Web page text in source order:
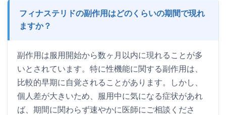
フィナステリドの副作用はどのくらいの期間で現れ
ますか？
副作用は服用開始から数ヶ月以内に現れることが多
いとされています。特に性機能に関する副作用は、
比較的早期に自覚されることがあります。しかし、
個人差が大きいため、服用中に気になる症状があれ
ば、期間に関わらず速やかに医師にご相談くださ